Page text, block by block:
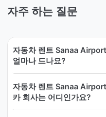
자주 하는 질문
자동차 렌트 Sanaa
얼마나 드나요?
자동차 렌트 Sanaa
카 회사는 어디인가요?